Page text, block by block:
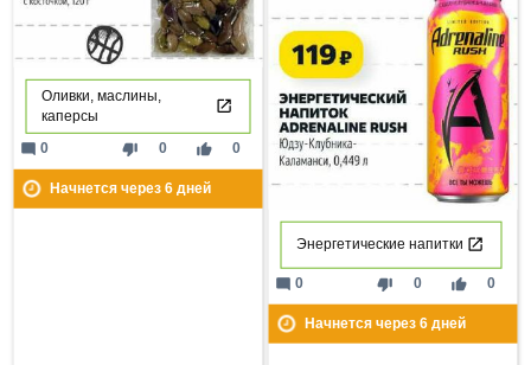
Оливки, маслины,
каперсы
thumb_down 0 thumb_up 0
mode_comment 0
Начнется через 6дней
Энергетические напитки
thumb_down 0 thumb_up 0
mode_comment 0
Начнется через 6дней